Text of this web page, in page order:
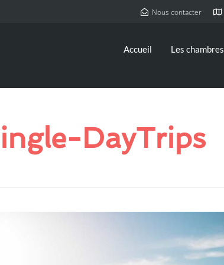
Nous contacter
Accueil Les chambres
DayTrips